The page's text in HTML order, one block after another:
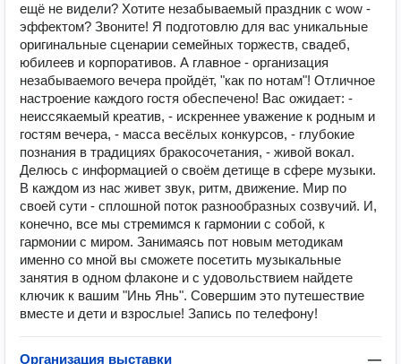
ещё не видели? Хотите незабываемый праздник с wow -
эффектом? Звоните! Я подготовлю для вас уникальные
оригинальные сценарии семейных торжеств, свадеб,
юбилеев и корпоративов. А главное - организация
незабываемого вечера пройдёт, "как по нотам"! Отличное
настроение каждого гостя обеспечено! Вас ожидает: -
неиссякаемый креатив, - искреннее уважение к родным и
гостям вечера, - масса весёлых конкурсов, - глубокие
познания в традициях бракосочетания, - живой вокал.
Делюсь с информацией о своём детище в сфере музыки.
В каждом из нас живет звук, ритм, движение. Мир по
своей сути - сплошной поток разнообразных созвучий. И,
конечно, все мы стремимся к гармонии с собой, к
гармонии с миром. Занимаясь пот новым методикам
именно со мной вы сможете посетить музыкальные
занятия в одном флаконе и с удовольствием найдете
ключик к вашим "Инь Янь". Совершим это путешествие
вместе и дети и взрослые! Запись по телефону!
Организация выставки —